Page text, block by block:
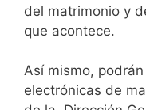
del matrimonio y
que acontece.
Así mismo,
electrónicas de